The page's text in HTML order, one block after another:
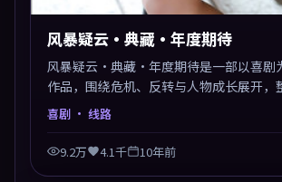
风暴疑云·典藏·年度期待
风暴疑云·典藏·年度期待是一部以喜剧
作品，围绕危机、反转与人物成长展开，
凑，值得推荐观看。
喜剧 · 线路
9.2万 4.1千 10年前